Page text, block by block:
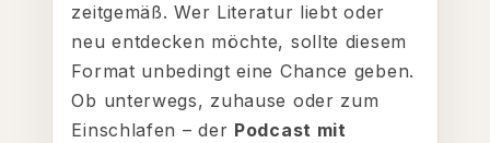
zeitgemäß. Wer Literatur liebt oder
neu entdecken möchte, sollte diesem
Format unbedingt eine Chance geben.
Ob unterwegs, zuhause oder zum
Einschlafen – der Podcast mit